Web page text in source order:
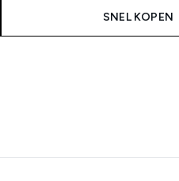
SNEL KOPEN